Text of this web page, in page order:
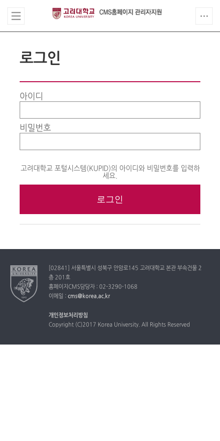
로그인
아이디
비밀번호
고려대학교 포털시스템(KUPID)의 아이디와 비밀번호를 입력하
세요.
[02841] 서울특별시 성북구 안암로145 고려대학교 본관 부속건물 2
층 201호
홈페이지CMS담당자 : 02-3290-1068
이메일 : cms@korea.ac.kr
개인정보처리방침
Copyright (C)2017 Korea University. All Rights Reserved